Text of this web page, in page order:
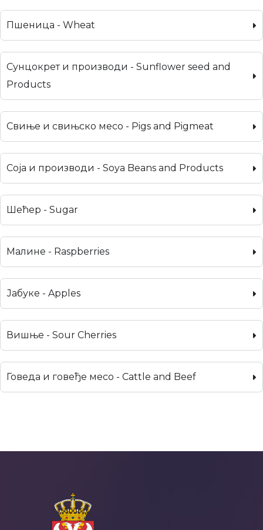
Пшеница - Wheat
Сунцокрет и производи - Sunflower seed and
Products
Свиње и свињско месо - Pigs and Pigmeat
Соја и производи - Soya Beans and Products
Шећер - Sugar
Малине - Raspberries
Јабуке - Apples
Вишње - Sour Cherries
Говеда и говеђе месо - Cattle and Beef